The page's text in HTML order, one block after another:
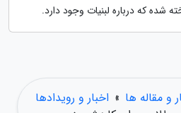
شده که درباره لبنیات وجود دارد.
و مقاله ها » اخبار و رویدادها